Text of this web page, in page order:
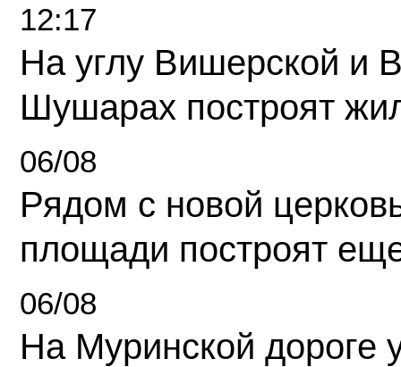
12:17
На углу Вишерской и
Шушарах построят
06/08
Рядом с новой
площади построят
06/08
На Муринской дороге